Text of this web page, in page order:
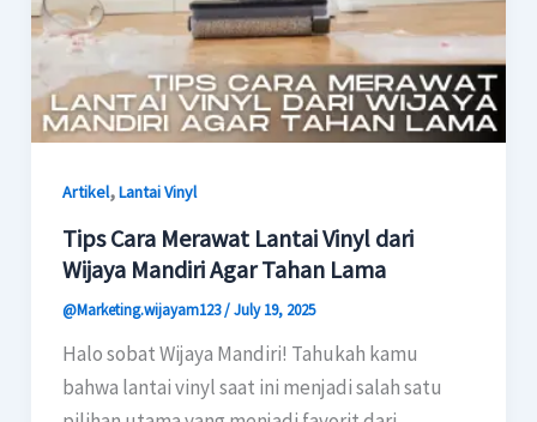
Artikel,Lantai Vinyl
Tips Cara Merawat Lantai Vinyl dari
Wijaya Mandiri Agar Tahan Lama
@Marketing.wijayam123/July 19, 2025
Halo sobat Wijaya Mandiri! Tahukah kamu
bahwa lantai vinyl saat ini menjadi salah satu